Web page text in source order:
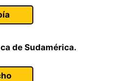
de Sudamérica.